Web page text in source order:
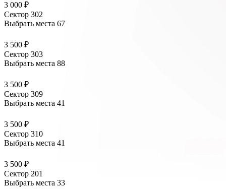
3 000 ₽
Сектор 302
Выбрать места 67
3 500 ₽
Сектор 303
Выбрать места 88
3 500 ₽
Сектор 309
Выбрать места 41
3 500 ₽
Сектор 310
Выбрать места 41
3 500 ₽
Сектор 201
Выбрать места 33